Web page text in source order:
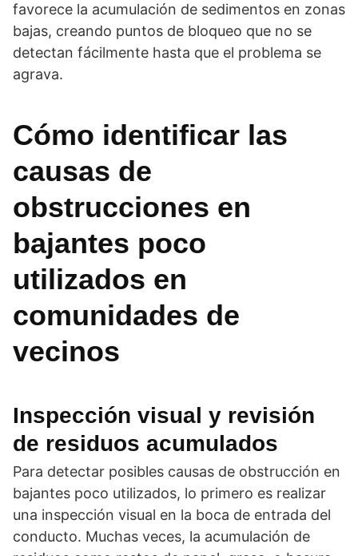
favorece la acumulación de sedimentos en zonas
bajas, creando puntos de bloqueo que no se
detectan fácilmente hasta que el problema se
agrava.
Cómo identificar las
causas de
obstrucciones en
bajantes poco
utilizados en
comunidades de
vecinos
Inspección visual y revisión
de residuos acumulados
Para detectar posibles causas de obstrucción en
bajantes poco utilizados, lo primero es realizar
una inspección visual en la boca de entrada del
conducto. Muchas veces, la acumulación de